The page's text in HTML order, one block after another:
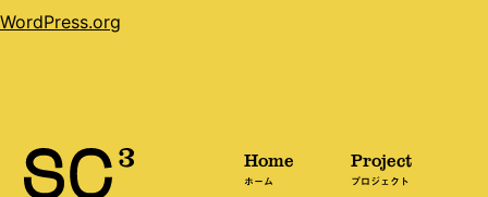
WordPress.org
Home
ホーム
Project
プロジェクト